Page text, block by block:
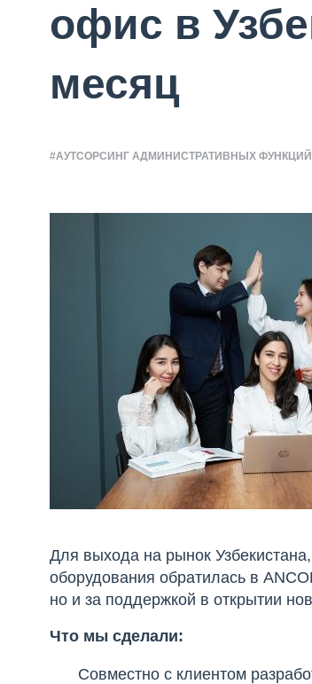
офис в
месяц
#АУТСОРСИНГ АДМИНИСТРАТИВНЫХ ФУНКЦИЙ
Для выхода на рынок
оборудования обратилась в
но и за поддержкой в открытии
Что мы сделали:
Совместно с клиентом